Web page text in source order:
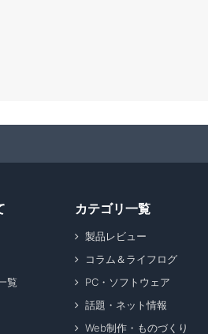
覧
カテゴリ一覧
製品レビュー
コラム＆ライフログ
PC・ソフトウェア
話題・ネット情報
Web制作・ものづくり